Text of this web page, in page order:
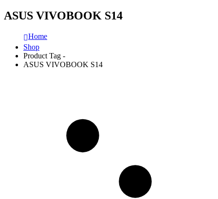
ASUS VIVOBOOK S14
Home
Shop
Product Tag -
ASUS VIVOBOOK S14